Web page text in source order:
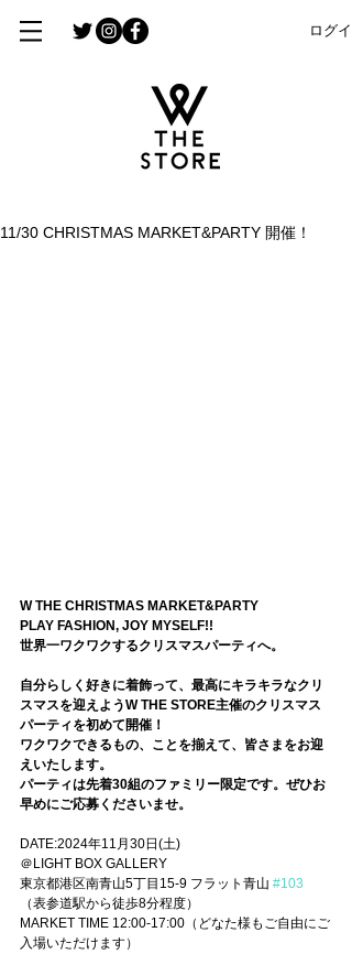
ログイ
11/30 CHRISTMAS MARKET&PARTY 開催！
W THE CHRISTMAS MARKET&PARTY
PLAY FASHION, JOY MYSELF!!
世界一ワクワクするクリスマスパーティへ。
自分らしく好きに着飾って、最高にキラキラなクリ
スマスを迎えようW THE STORE主催のクリスマス
パーティを初めて開催！
ワクワクできるもの、ことを揃えて、皆さまをお迎
えいたします。
パーティは先着30組のファミリー限定です。ぜひお
早めにご応募くださいませ。
DATE:2024年11月30日(土)
＠LIGHT BOX GALLERY
東京都港区南青山5丁目15‑9 フラット青山 #103
（表参道駅から徒歩8分程度）
MARKET TIME 12:00-17:00（どなた様もご自由にご
入場いただけます）